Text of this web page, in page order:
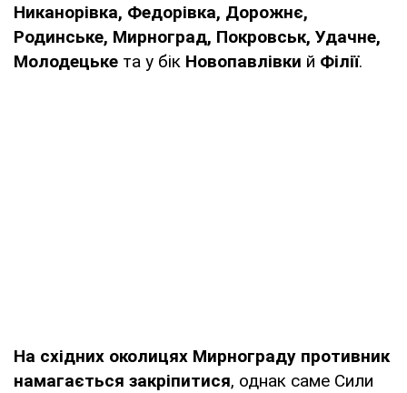
Никанорівка, Федорівка, Дорожнє,
Родинське, Мирноград, Покровськ, Удачне,
Молодецьке та у бік Новопавлівки й Філії.
На східних околицях Мирнограду противник
намагається закріпитися, однак саме Сили